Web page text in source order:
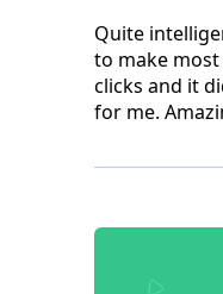
Quite
to make
clicks and it
for me.